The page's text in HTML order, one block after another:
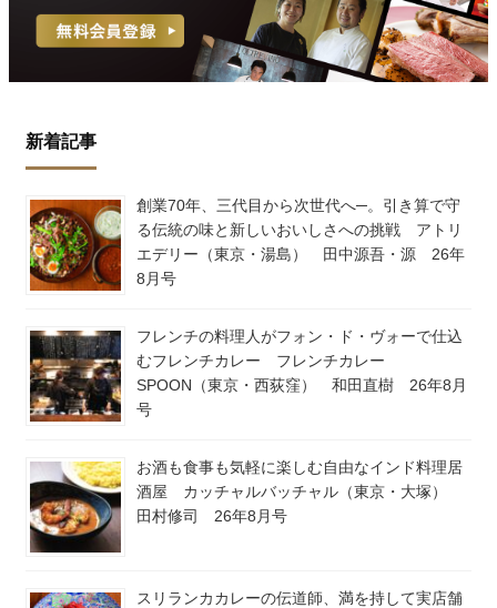
新着記事
創業70年、三代目から次世代へ─。引き算で守
る伝統の味と新しいおいしさへの挑戦 アトリ
エデリー（東京・湯島） 田中源吾・源 26年
8月号
フレンチの料理人がフォン・ド・ヴォーで仕込
むフレンチカレー フレンチカレー
SPOON（東京・西荻窪） 和田直樹 26年8月
号
お酒も食事も気軽に楽しむ自由なインド料理居
酒屋 カッチャルバッチャル（東京・大塚）
田村修司 26年8月号
スリランカカレーの伝道師、満を持して実店舗